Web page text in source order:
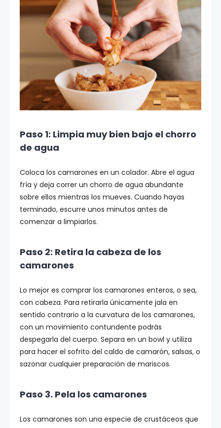
Paso 1: Limpia muy bien bajo el chorro
de agua
Coloca los camarones en un colador. Abre el agua
fría y deja correr un chorro de agua abundante
sobre ellos mientras los mueves. Cuando hayas
terminado, escurre unos minutos antes de
comenzar a limpiarlos.
Paso 2: Retira la cabeza de los
camarones
Lo mejor es comprar los camarones enteros, o sea,
con cabeza. Para retirarla únicamente jala en
sentido contrario a la curvatura de los camarones,
con un movimiento contundente podrás
despegarla del cuerpo. Separa en un bowl y utiliza
para hacer el sofrito del caldo de camarón, salsas, o
sazonar cualquier preparación de mariscos.
Paso 3. Pela los camarones
Los camarones son una especie de crustáceos que